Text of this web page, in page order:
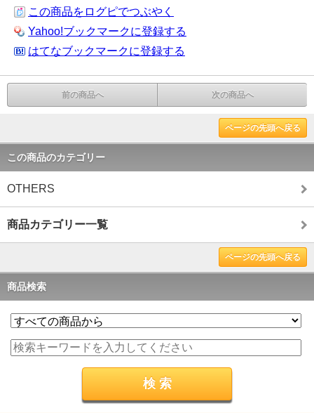
この商品をログピでつぶやく
Yahoo!ブックマークに登録する
はてなブックマークに登録する
前の商品へ 次の商品へ
ページの先頭へ戻る
この商品のカテゴリー
OTHERS
商品カテゴリー一覧
ページの先頭へ戻る
商品検索